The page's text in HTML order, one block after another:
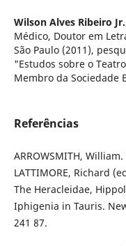
Wilson Alves Ribeiro
Médico, Doutor em
São Paulo (2011),
"Estudos sobre o Teatro
Membro da Sociedade
Referências
ARROWSMITH,
LATTIMORE, Richard
The Heracleidae,
Iphigenia in Tauris.
241 87.